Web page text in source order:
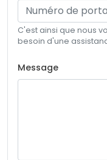
C'est ainsi que nous
besoin d'une
Message